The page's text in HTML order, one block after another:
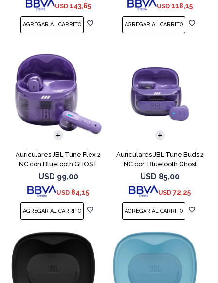
USD 143,65 USD 118,15
Auriculares JBL Tune Flex 2
NC con Bluetooth GHOST
EDITION
USD 99,00
USD 84,15
Auriculares JBL Tune Buds 2
NC con Bluetooth Ghost
USD 85,00
USD 72,25